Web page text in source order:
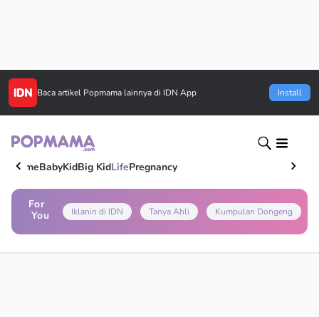
Baca artikel Popmama lainnya di IDN App Install
HomeBabyKidBig KidLifePregnancy
For
You
Iklanin di IDN Tanya Ahli Kumpulan Dongeng